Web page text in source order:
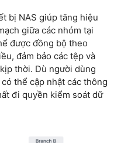
bị NAS giúp tăng hiệu
giữa các nhóm tại
được đồng bộ theo
đảm bảo các tệp và
thời. Dù người dùng
thể cập nhật các thông
đi quyền kiểm soát dữ